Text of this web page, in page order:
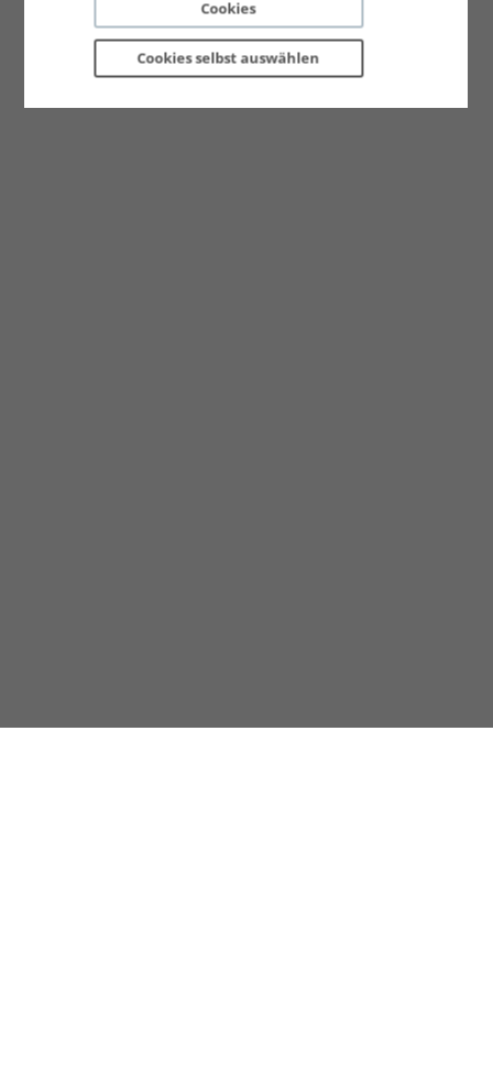
Cookies
Cookies selbst auswählen